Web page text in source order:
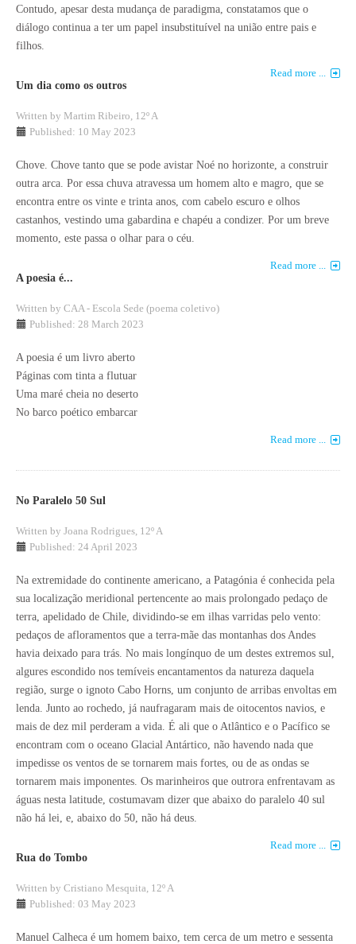
Contudo, apesar desta mudança de paradigma, constatamos que o
diálogo continua a ter um papel insubstituível na união entre pais e
filhos.
Read more ...
Um dia como os outros
Written by Martim Ribeiro, 12º A
Published: 10 May 2023
Chove. Chove tanto que se pode avistar Noé no horizonte, a construir
outra arca. Por essa chuva atravessa um homem alto e magro, que se
encontra entre os vinte e trinta anos, com cabelo escuro e olhos
castanhos, vestindo uma gabardina e chapéu a condizer. Por um breve
momento, este passa o olhar para o céu.
Read more ...
A poesia é...
Written by CAA - Escola Sede (poema coletivo)
Published: 28 March 2023
A poesia é um livro aberto
Páginas com tinta a flutuar
Uma maré cheia no deserto
No barco poético embarcar
Read more ...
No Paralelo 50 Sul
Written by Joana Rodrigues, 12º A
Published: 24 April 2023
Na extremidade do continente americano, a Patagónia é conhecida pela
sua localização meridional pertencente ao mais prolongado pedaço de
terra, apelidado de Chile, dividindo-se em ilhas varridas pelo vento:
pedaços de afloramentos que a terra-mãe das montanhas dos Andes
havia deixado para trás. No mais longínquo de um destes extremos sul,
algures escondido nos temíveis encantamentos da natureza daquela
região, surge o ignoto Cabo Horns, um conjunto de arribas envoltas em
lenda. Junto ao rochedo, já naufragaram mais de oitocentos navios, e
mais de dez mil perderam a vida. É ali que o Atlântico e o Pacífico se
encontram com o oceano Glacial Antártico, não havendo nada que
impedisse os ventos de se tornarem mais fortes, ou de as ondas se
tornarem mais imponentes. Os marinheiros que outrora enfrentavam as
águas nesta latitude, costumavam dizer que abaixo do paralelo 40 sul
não há lei, e, abaixo do 50, não há deus.
Read more ...
Rua do Tombo
Written by Cristiano Mesquita, 12º A
Published: 03 May 2023
Manuel Calheca é um homem baixo, tem cerca de um metro e sessenta